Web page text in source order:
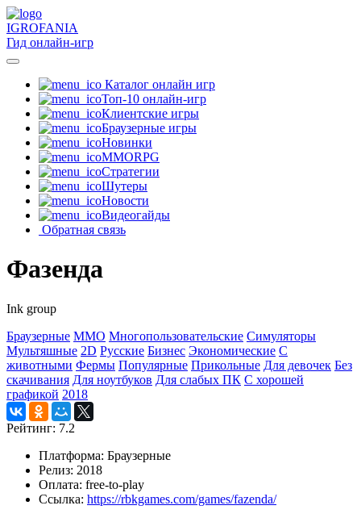
IGROFANIA
Гид онлайн-игр
Каталог онлайн игр
Топ-10 онлайн-игр
Клиентские игры
Браузерные игры
Новинки
MMORPG
Стратегии
Шутеры
Новости
Видеогайды
Обратная связь
Фазенда
Ink group
Браузерные MMO Многопользовательские Симуляторы
Мультяшные 2D Русские Бизнес Экономические С
животными Фермы Популярные Прикольные Для девочек Без
скачивания Для ноутбуков Для слабых ПК С хорошей
графикой 2018
Рейтинг: 7.2
Платформа: Браузерные
Релиз: 2018
Оплата: free-to-play
Ссылка: https://rbkgames.com/games/fazenda/